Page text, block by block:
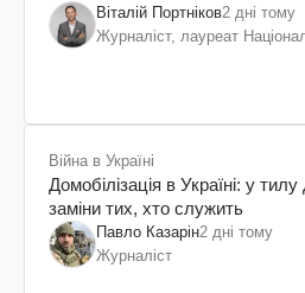
Віталій Портніков2 дні тому
Журналіст, лауреат
Війна в Україні
Домобілізація в Україні: у
заміни тих, хто служить
Павло Казарін2 дні тому
Журналіст